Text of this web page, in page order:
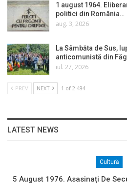
1 august 1964.
politici din România…
aug. 3, 2026
La Sâmbăta de Sus,
anticomunistă din
iul. 27, 2026
PREV NEXT 1 of 2.484
LATEST NEWS
Cultură
5 August 1976. Asasinați De